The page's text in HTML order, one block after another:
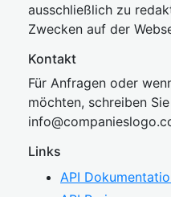
ausschließlich zu
Zwecken auf der
Kontakt
Für Anfragen oder
möchten, schreiben
info@companies
Links
API